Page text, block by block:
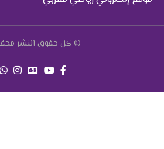
© كل حقوق النشر